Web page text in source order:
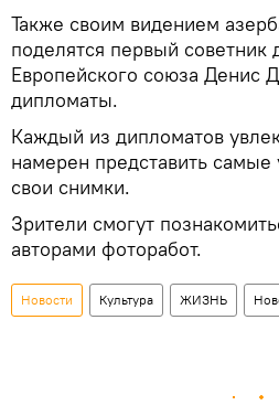
Также своим видением
поделятся первый советник
Европейского союза Денис
дипломаты.
Каждый из дипломатов
намерен представить
свои снимки.
Зрители смогут
авторами фоторабот.
Новости Культура ЖИЗНЬ